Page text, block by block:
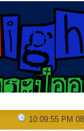
10:09:55 PM